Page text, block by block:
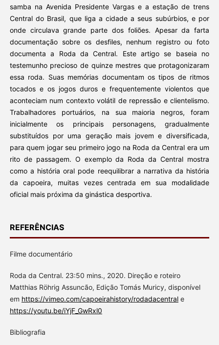
samba na Avenida Presidente Vargas e a estação de trens
Central do Brasil, que liga a cidade a seus subúrbios, e por
onde circulava grande parte dos foliões. Apesar da farta
documentação sobre os desfiles, nenhum registro ou foto
documenta a Roda da Central. Este artigo se baseia no
testemunho precioso de quinze mestres que protagonizaram
essa roda. Suas memórias documentam os tipos de ritmos
tocados e os jogos duros e frequentemente violentos que
aconteciam num contexto volátil de repressão e clientelismo.
Trabalhadores portuários, na sua maioria negros, foram
inicialmente os principais personagens, gradualmente
substituídos por uma geração mais jovem e diversificada,
para quem jogar seu primeiro jogo na Roda da Central era um
rito de passagem. O exemplo da Roda da Central mostra
como a história oral pode reequilibrar a narrativa da história
da capoeira, muitas vezes centrada em sua modalidade
oficial mais próxima da ginástica desportiva.
REFERÊNCIAS
Filme documentário
Roda da Central. 23:50 mins., 2020. Direção e roteiro
Matthias Röhrig Assuncão, Edição Tomás Muricy, disponível
em https://vimeo.com/capoeirahistory/rodadacentrale
https://youtu.be/iYjF_GwRxl0
Bibliografia